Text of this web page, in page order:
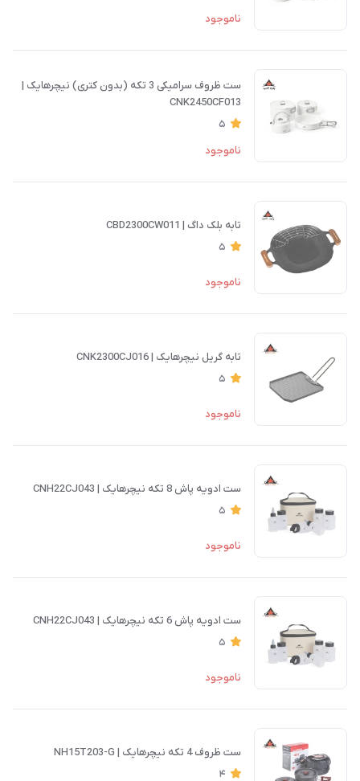
ناموجود
ست ظروف سرامیکی 3 تکه (بدون کتری) نیچرهایک |
CNK2450CF013
5
ناموجود
تابه بلک داگ | CBD2300CW011
5
ناموجود
تابه گریل نیچرهایک | CNK2300CJ016
5
ناموجود
ست ادویه پاش 8 تکه نیچرهایک | CNH22CJ043
5
ناموجود
ست ادویه پاش 6 تکه نیچرهایک | CNH22CJ043
5
ناموجود
ست ظروف 4 تکه نیچرهایک | NH15T203-G
4